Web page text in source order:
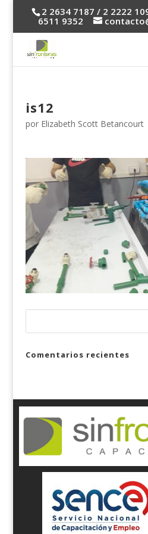
2 2634 7187 / 2 2222
6511 9352
is12
por Elizabeth Scott Betancourt
Comentarios recientes